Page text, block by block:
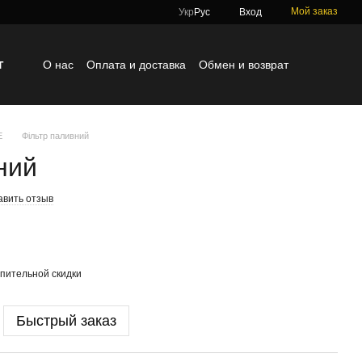
Укр Рус Вход Мой заказ
О нас Оплата и доставка
Обмен и возврат
Фільтр паливний
отзыв
скидки
Быстрый заказ